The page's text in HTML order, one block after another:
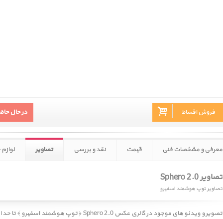
در حال فروش اقساط
معرفی و مشخصات فنی قیمت نقد و بررسی تصاویر
تصاویر Sphero 2.0
تصاویر توپ هوشمند اسفیرو
تصویر و ویدئو های موجود در گالری عکس Sphero 2.0 ﴿ توپ هوشمند اسفیرو ﴾
تا حد